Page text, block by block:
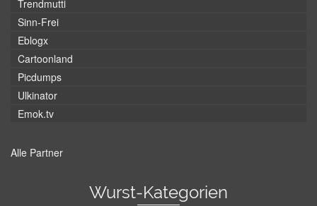
Trendmutti
Sinn-Frei
Eblogx
Cartoonland
Picdumps
Ulkinator
Emok.tv
Alle Partner
Wurst-Kategorien